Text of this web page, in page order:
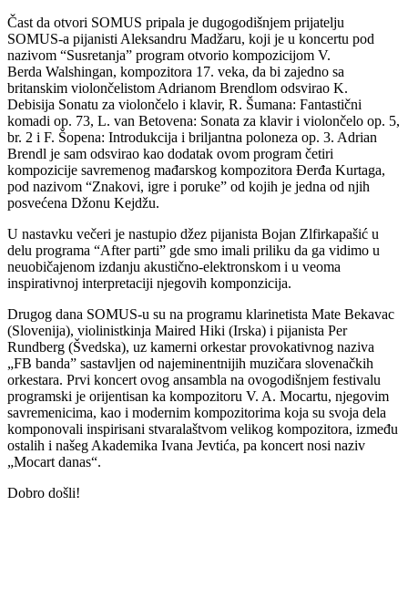
Čast da otvori SOMUS pripala je dugogodišnjem prijatelju
SOMUS-a pijanisti Aleksandru Madžaru, koji je u koncertu pod
nazivom “Susretanja” program otvorio kompozicijom V.
Berda Walshingan, kompozitora 17. veka, da bi zajedno sa
britanskim violončelistom Adrianom Brendlom odsvirao K.
Debisija Sonatu za violončelo i klavir, R. Šumana: Fantastični
komadi op. 73, L. van Betovena: Sonata za klavir i violončelo op. 5,
br. 2 i F. Šopena: Introdukcija i briljantna poloneza op. 3. Adrian
Brendl je sam odsvirao kao dodatak ovom program četiri
kompozicije savremenog mađarskog kompozitora Đerđa Kurtaga,
pod nazivom “Znakovi, igre i poruke” od kojih je jedna od njih
posvećena Džonu Kejdžu.
U nastavku večeri je nastupio džez pijanista Bojan Zlfirkapašić u
delu programa “After parti” gde smo imali priliku da ga vidimo u
neuobičajenom izdanju akustično-elektronskom i u veoma
inspirativnoj interpretaciji njegovih komponzicija.
Drugog dana SOMUS-u su na programu klarinetista Mate Bekavac
(Slovenija), violinistkinja Maired Hiki (Irska) i pijanista Per
Rundberg (Švedska), uz kamerni orkestar provokativnog naziva
„FB banda” sastavljen od najeminentnijih muzičara slovenačkih
orkestara. Prvi koncert ovog ansambla na ovogodišnjem festivalu
programski je orijentisan ka kompozitoru V. A. Mocartu, njegovim
savremenicima, kao i modernim kompozitorima koja su svoja dela
komponovali inspirisani stvaralaštvom velikog kompozitora, između
ostalih i našeg Akademika Ivana Jevtića, pa koncert nosi naziv
„Mocart danas“.
Dobro došli!